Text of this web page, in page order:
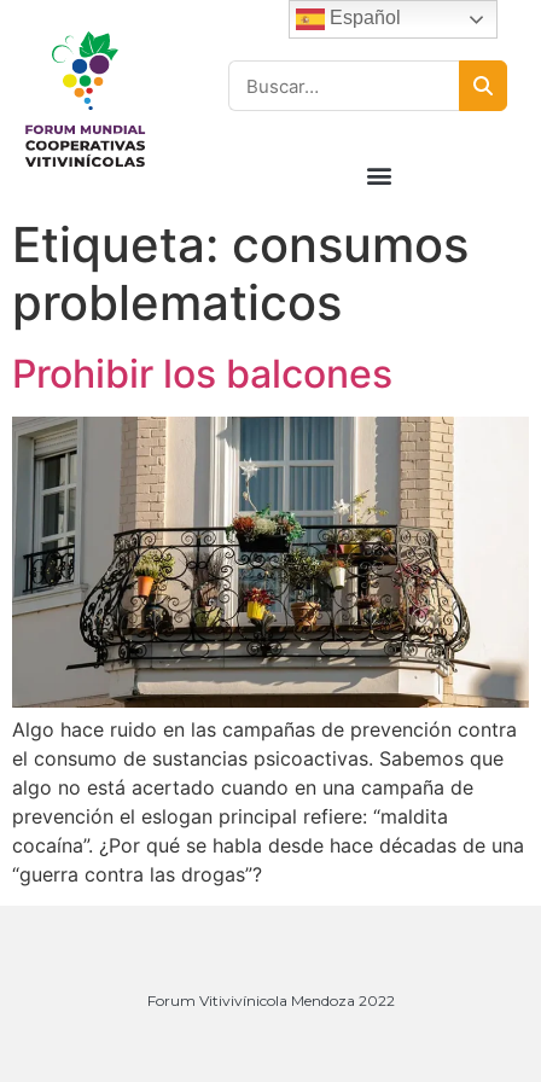
Etiqueta: consumos
problematicos
Prohibir los balcones
Algo hace ruido en las campañas de prevención contra
el consumo de sustancias psicoactivas. Sabemos que
algo no está acertado cuando en una campaña de
prevención el eslogan principal refiere: “maldita
cocaína”. ¿Por qué se habla desde hace décadas de una
“guerra contra las drogas”?
Forum Vitivivínicola Mendoza 2022
Español